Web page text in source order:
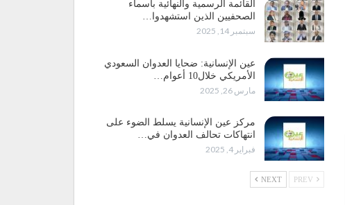
القائمة الرسمية والنهائية بأسماء
الصحفيين الذين استشهدوا…
سبتمبر 14, 2025
عين الإنسانية: ضحايا العدوان السعودي
الأمريكي خلال10 أعوام…
مارس 26, 2025
مركز عين الإنسانية يسلط الضوء على
انتهاكات تحالف العدوان في…
فبراير 4, 2025
NEXT